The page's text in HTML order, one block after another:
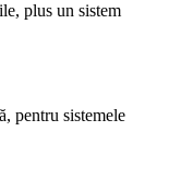
plus un sistem
pentru sistemele